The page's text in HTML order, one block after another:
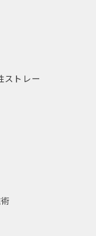
ストレー